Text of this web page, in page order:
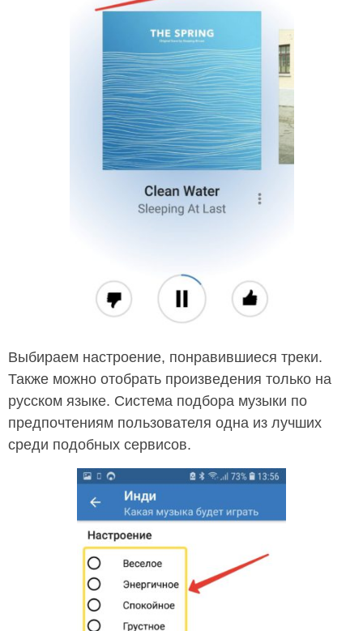
Выбираем настроение, понравившиеся треки.
Также можно отобрать произведения только на
русском языке. Система подбора музыки по
предпочтениям пользователя одна из лучших
среди подобных сервисов.